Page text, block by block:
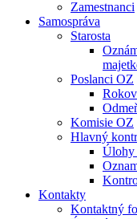
Zamestnanci
Samospráva
Starosta
Poslanci OZ
Komisie OZ
Hlavný
Úlohy
Kontakty
Kontaktný